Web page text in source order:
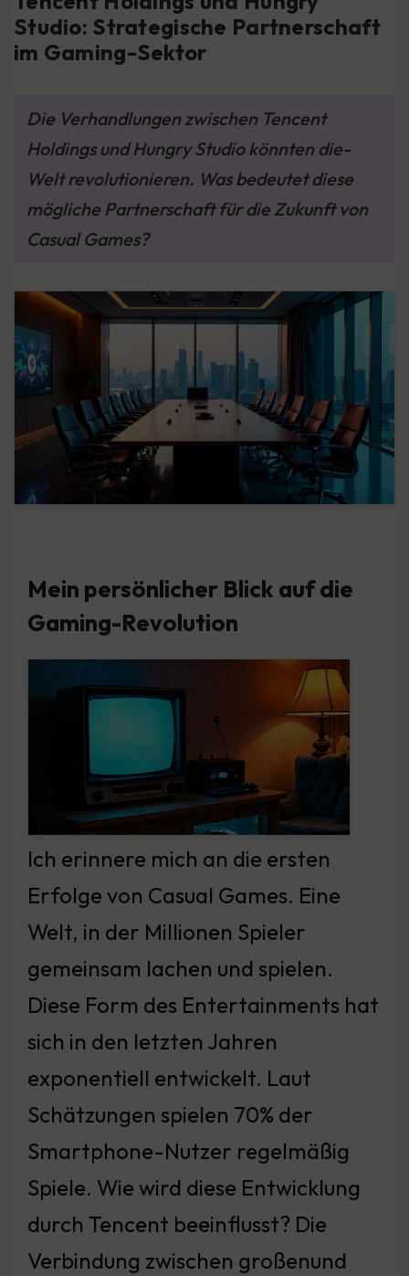
Studio: Strategische Partnerschaft
im Gaming-Sektor
Die Verhandlungen zwischen Tencent
Holdings und Hungry Studio könnten die-
Welt revolutionieren. Was bedeutet diese
mögliche Partnerschaft für die Zukunft von
Casual Games?
Mein persönlicher Blick auf die
Gaming-Revolution
Ich erinnere mich an die ersten
Erfolge von Casual Games. Eine
Welt, in der Millionen Spieler
gemeinsam lachen und spielen.
Diese Form des Entertainments hat
sich in den letzten Jahren
exponentiell entwickelt. Laut
Schätzungen spielen 70% der
Smartphone-Nutzer regelmäßig
Spiele. Wie wird diese Entwicklung
durch Tencent beeinflusst? Die
Verbindung zwischen großenund